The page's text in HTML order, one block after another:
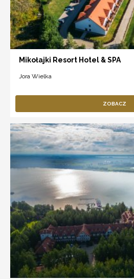
Mikołajki Resort Hotel & SPA
Jora Wielka
ZOBACZ